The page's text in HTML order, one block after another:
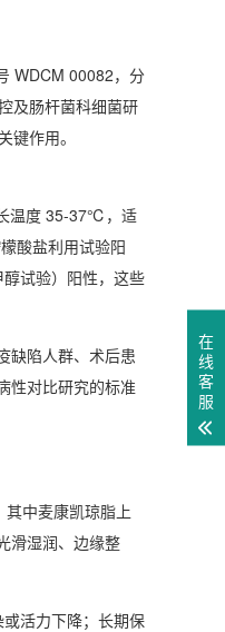
WDCM 00082，分
及肠杆菌科细菌研
作用。
温度 35-37℃，适
酸盐利用试验阳
试验）阳性，这些
缺陷人群、术后患
性对比研究的标准
中麦康凯琼脂上
滑湿润、边缘整
活力下降；长期保
在
线
客
服